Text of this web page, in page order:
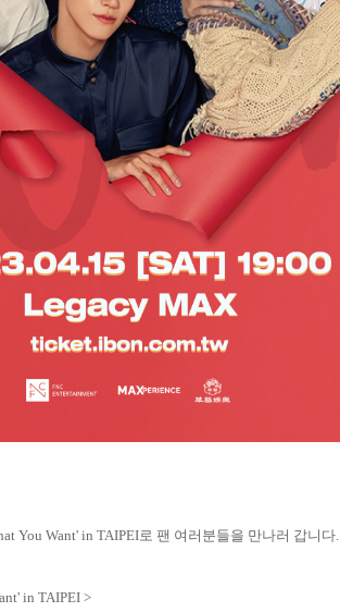
You Want' in TAIPEI로 팬 여러분들을 만나러 갑니다.
in TAIPEI >